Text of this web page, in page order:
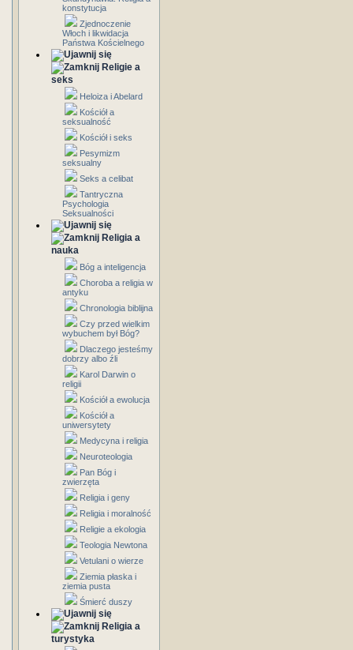
konstytucja
Zjednoczenie
Włoch i likwidacja
Państwa Kościelnego
Religie a
seks
Heloiza i Abelard
Kościół a
seksualność
Kościół i seks
Pesymizm
seksualny
Seks a celibat
Tantryczna
Psychologia
Seksualności
Religia a
nauka
Bóg a inteligencja
Choroba a religia w
antyku
Chronologia biblijna
Czy przed wielkim
wybuchem był Bóg?
Dlaczego jesteśmy
dobrzy albo źli
Karol Darwin o
religii
Kościół a ewolucja
Kościół a
uniwersytety
Medycyna i religia
Neuroteologia
Pan Bóg i
zwierzęta
Religia i geny
Religia i moralność
Religie a ekologia
Teologia Newtona
Vetulani o wierze
Ziemia płaska i
ziemia pusta
Śmierć duszy
Religia a
turystyka